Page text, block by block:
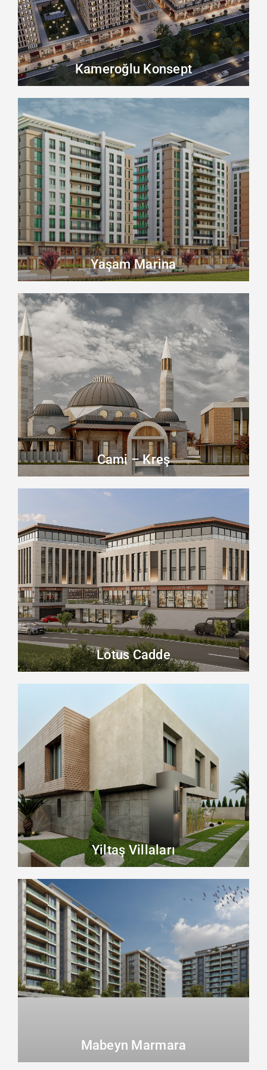
Kameroğlu Konsept
Yaşam Marina
Cami – Kreş
Lotus Cadde
Yiltaş Villaları
Mabeyn Marmara